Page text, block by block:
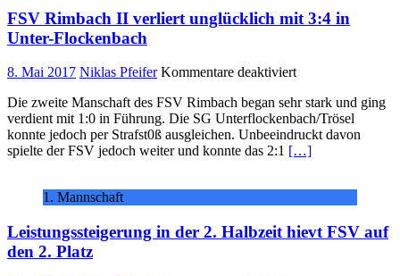
FSV Rimbach II verliert unglücklich mit 3:4 in
Unter-Flockenbach
8. Mai 2017 Niklas Pfeifer Kommentare deaktiviertfür
Rimbach
II
verliert
unglücklich
Flockenbach
Die zweite Manschaft des FSV Rimbach began sehr stark und ging
verdient mit 1:0 in Führung. Die SG Unterflockenbach/Trösel
konnte jedoch per Strafst0ß ausgleichen. Unbeeindruckt davon
spielte der FSV jedoch weiter und konnte das 2:1 […]
1. Mannschaft
Leistungssteigerung in der 2. Halbzeit hievt FSV auf
den 2. Platz